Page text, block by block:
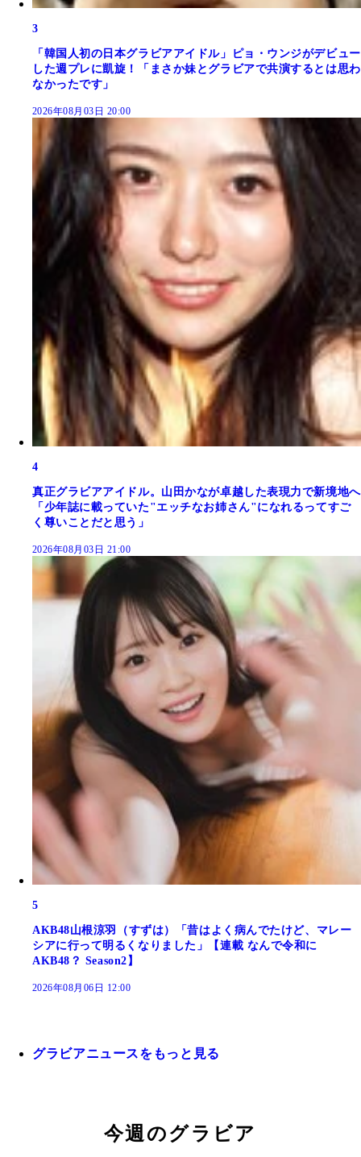
3
「韓国人初の日本グラビアアイドル」ピョ・ウンジがデビュー
した週プレに凱旋！「まさか妹とグラビアで共演するとは思わ
なかったです」
2026年08月03日 20:00
4
真正グラビアアイドル。山田かなが卓越した表現力で新境地へ
「少年誌に載っていた"エッチなお姉さん"になれるってすご
く尊いことだと思う」
2026年08月03日 21:00
5
AKB48山根涼羽（すずは）「昔はよく病んでたけど、マレー
シアに行って明るくなりました」【連載 なんで令和に
AKB48？ Season2】
2026年08月06日 12:00
グラビアニュースをもっと見る
今週のグラビア